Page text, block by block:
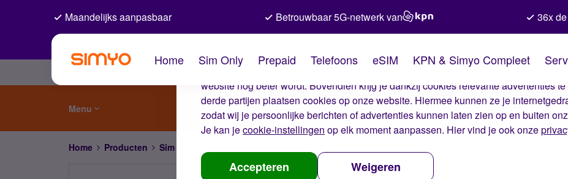
De cookies van Simyo
Wij gebruiken cookies op onze website. Met deze cookies zorgen wij ervoor dat je
website nog beter wordt. Bovendien krijg je dankzij cookies relevante advertenties
derde partijen plaatsen cookies op onze website. Hiermee kunnen ze je
zodat wij je persoonlijke berichten of advertenties kunnen laten zien op en buiten
Je kan jecookie-instellingen op elk moment aanpassen. Hier vind je ook onze
Accepteren Weigeren
Maandelijks aanpasbaar Betrouwbaar 5G-netwerk van 36x
Home Sim Only Prepaid Telefoons eSIM KPN & Simyo Compleet
Menu
Home Producten Sim Only